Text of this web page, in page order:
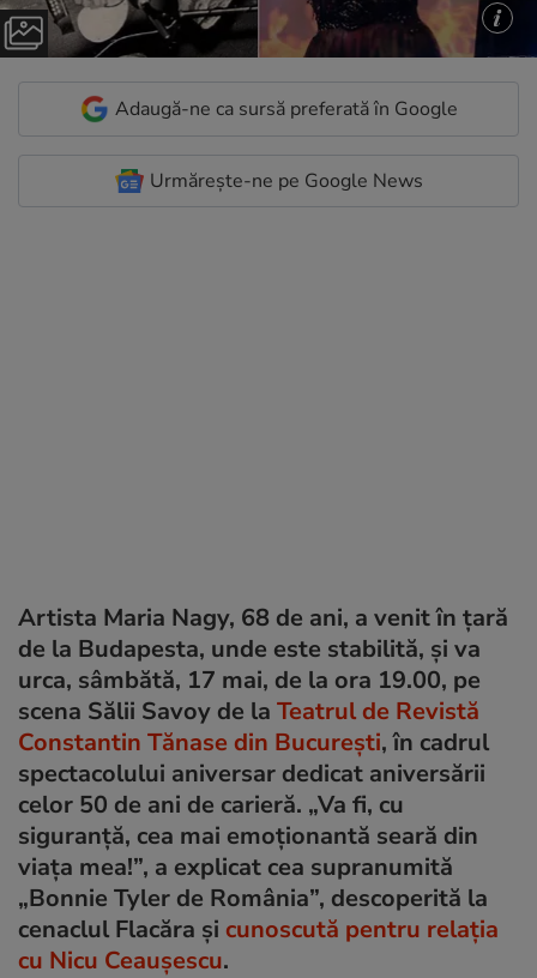
Adaugă-ne ca sursă preferată în Google
Urmărește-ne pe Google News
Artista Maria Nagy, 68 de ani, a venit în țară
de la Budapesta, unde este stabilită, și va
urca, sâmbătă, 17 mai, de la ora 19.00, pe
scena Sălii Savoy de la Teatrul de Revistă
Constantin Tănase din București, în cadrul
spectacolului aniversar dedicat aniversării
celor 50 de ani de carieră. „Va fi, cu
siguranţă, cea mai emoţionantă seară din
viața mea!”, a explicat cea supranumită
„Bonnie Tyler de România”, descoperită la
cenaclul Flacăra și cunoscută pentru relația
cu Nicu Ceaușescu.